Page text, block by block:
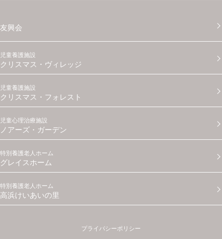
友興会
児童養護施設
クリスマス・ヴィレッジ
児童養護施設
クリスマス・フォレスト
児童心理治療施設
ノアーズ・ガーデン
特別養護老人ホーム
グレイスホーム
特別養護老人ホーム
高浜けいあいの里
プライバシーポリシー